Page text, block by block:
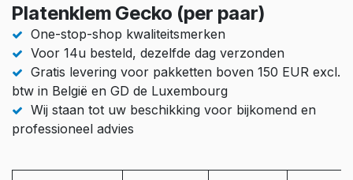
Platenklem Gecko (per paar)
One-stop-shop kwaliteitsmerken
Voor 14u besteld, dezelfde dag verzonden
Gratis levering voor pakketten boven 150 EUR excl.
btw in België en GD de Luxembourg
Wij staan tot uw beschikking voor bijkomend en
professioneel advies